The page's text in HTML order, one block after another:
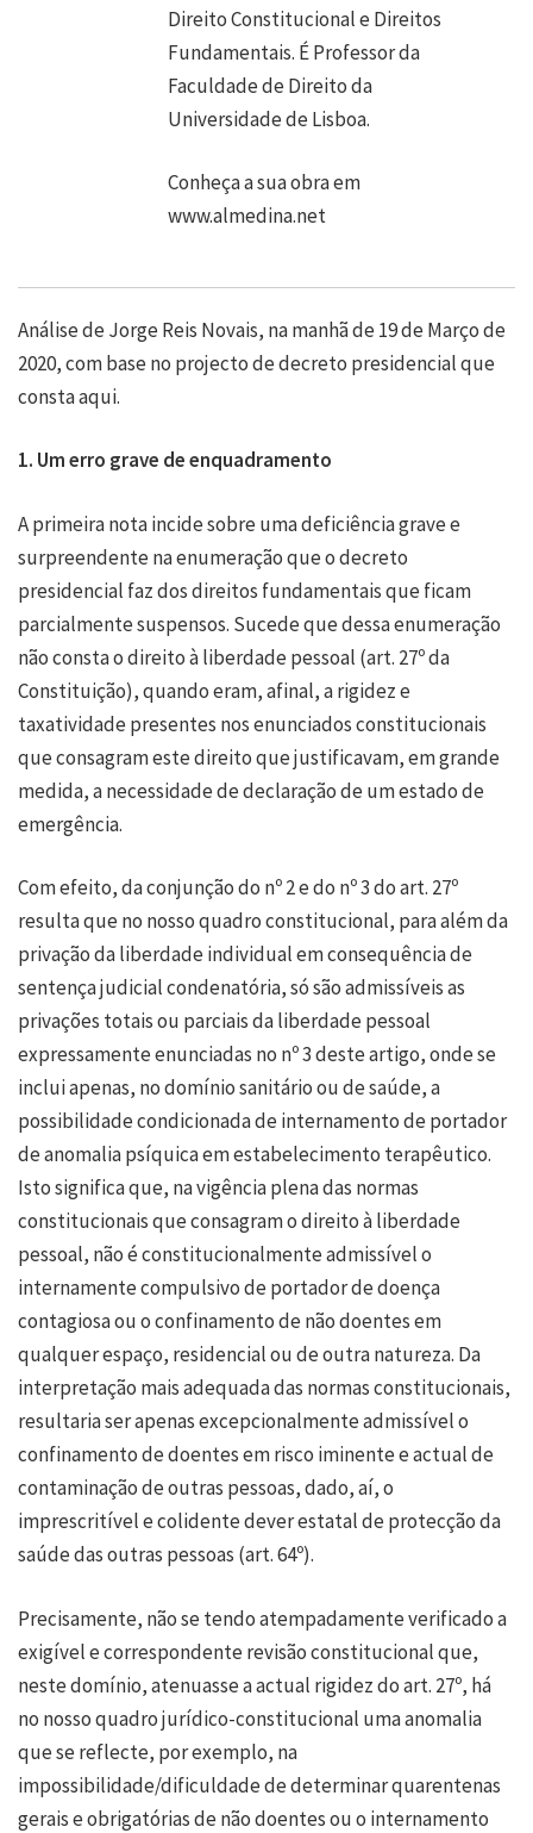
Direito Constitucional e Direitos
Fundamentais. É Professor da
Faculdade de Direito da
Universidade de Lisboa.
Conheça a sua obra em
www.almedina.net
Análise de Jorge Reis Novais, na manhã de 19 de Março de
2020, com base no projecto de decreto presidencial que
constaaqui.
1. Um erro grave de enquadramento
A primeira nota incide sobre uma deficiência grave e
surpreendente na enumeração que o decreto
presidencial faz dos direitos fundamentais que ficam
parcialmente suspensos. Sucede que dessa enumeração
não consta o direito à liberdade pessoal (art. 27º da
Constituição), quando eram, afinal, a rigidez e
taxatividade presentes nos enunciados constitucionais
que consagram este direito que justificavam, em grande
medida, a necessidade de declaração de um estado de
emergência.
Com efeito, da conjunção do nº 2 e do nº 3 do art. 27º
resulta que no nosso quadro constitucional, para além da
privação da liberdade individual em consequência de
sentença judicial condenatória, só são admissíveis as
privações totais ou parciais da liberdade pessoal
expressamente enunciadas no nº 3 deste artigo, onde se
inclui apenas, no domínio sanitário ou de saúde, a
possibilidade condicionada de internamento de portador
de anomalia psíquica em estabelecimento terapêutico.
Isto significa que, na vigência plena das normas
constitucionais que consagram o direito à liberdade
pessoal, não é constitucionalmente admissível o
internamente compulsivo de portador de doença
contagiosa ou o confinamento de não doentes em
qualquer espaço, residencial ou de outra natureza. Da
interpretação mais adequada das normas constitucionais,
resultaria ser apenas excepcionalmente admissível o
confinamento de doentes em risco iminente e actual de
contaminação de outras pessoas, dado, aí, o
imprescritível e colidente dever estatal de protecção da
saúde das outras pessoas (art. 64º).
Precisamente, não se tendo atempadamente verificado a
exigível e correspondente revisão constitucional que,
neste domínio, atenuasse a actual rigidez do art. 27º, há
no nosso quadro jurídico-constitucional uma anomalia
que se reflecte, por exemplo, na
impossibilidade/dificuldade de determinar quarentenas
gerais e obrigatórias de não doentes ou o internamento